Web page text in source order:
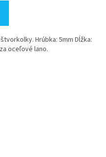
Hrúbka: 5mm Dĺžka:
oceľové lano.